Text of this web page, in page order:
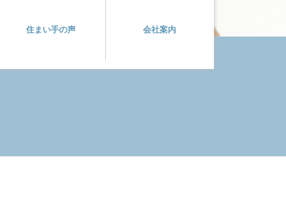
住まい手の声 会社案内